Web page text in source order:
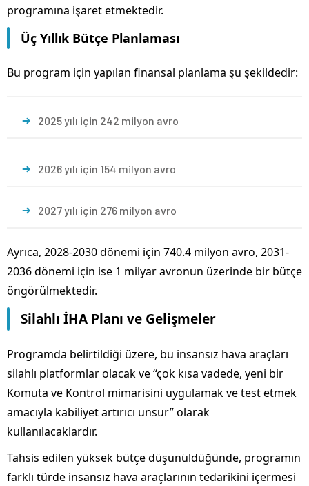
programına işaret etmektedir.
Üç Yıllık Bütçe Planlaması
Bu program için yapılan finansal planlama şu şekildedir:
2025 yılı için 242 milyon avro
2026 yılı için 154 milyon avro
2027 yılı için 276 milyon avro
Ayrıca, 2028-2030 dönemi için 740.4 milyon avro, 2031-
2036 dönemi için ise 1 milyar avronun üzerinde bir bütçe
öngörülmektedir.
Silahlı İHA Planı ve Gelişmeler
Programda belirtildiği üzere, bu insansız hava araçları
silahlı platformlar olacak ve “çok kısa vadede, yeni bir
Komuta ve Kontrol mimarisini uygulamak ve test etmek
amacıyla kabiliyet artırıcı unsur” olarak
kullanılacaklardır.
Tahsis edilen yüksek bütçe düşünüldüğünde, programın
farklı türde insansız hava araçlarının tedarikini içermesi